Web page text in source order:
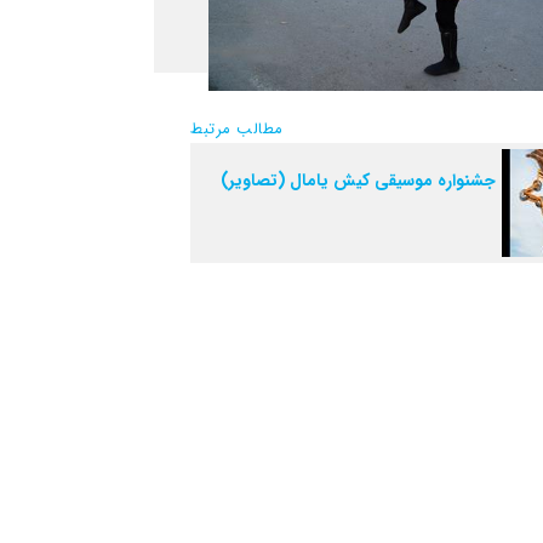
مطالب مرتبط
جشنواره‌ موسیقی کیش یامال (تصاویر)